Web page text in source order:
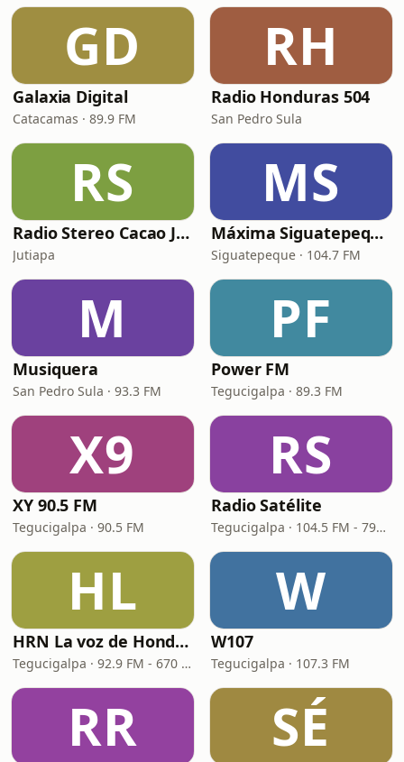
GD
Galaxia Digital
Catacamas · 89.9 FM
RH
Radio Honduras 504
San Pedro Sula
RS
Radio Stereo Cacao Jutiapa Atlantida
Jutiapa
MS
Máxima Siguatepeque HN
Siguatepeque · 104.7 FM
M
Musiquera
San Pedro Sula · 93.3 FM
PF
Power FM
Tegucigalpa · 89.3 FM
X9
XY 90.5 FM
Tegucigalpa · 90.5 FM
RS
Radio Satélite
Tegucigalpa · 104.5 FM - 790 AM
HL
HRN La voz de Honduras
Tegucigalpa · 92.9 FM - 670 AM
W
W107
Tegucigalpa · 107.3 FM
RR SÉ